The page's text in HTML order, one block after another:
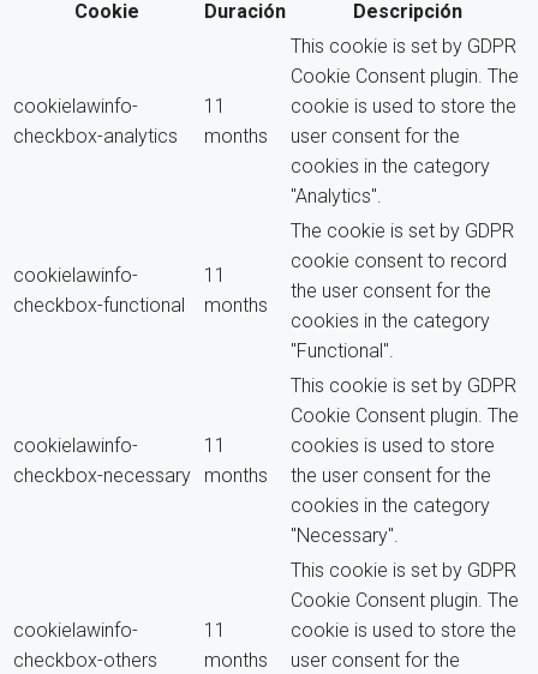
Cookie
Duración Descripción
cookielawinfo-
checkbox-analytics
11
months
This cookie is set by GDPR
Cookie Consent plugin. The
cookie is used to store the
user consent for the
cookies in the category
"Analytics".
cookielawinfo-
checkbox-functional
11
months
The cookie is set by GDPR
cookie consent to record
the user consent for the
cookies in the category
"Functional".
cookielawinfo-
checkbox-necessary
11
months
This cookie is set by GDPR
Cookie Consent plugin. The
cookies is used to store
the user consent for the
cookies in the category
"Necessary".
cookielawinfo-
checkbox-others
11
months
This cookie is set by GDPR
Cookie Consent plugin. The
cookie is used to store the
user consent for the